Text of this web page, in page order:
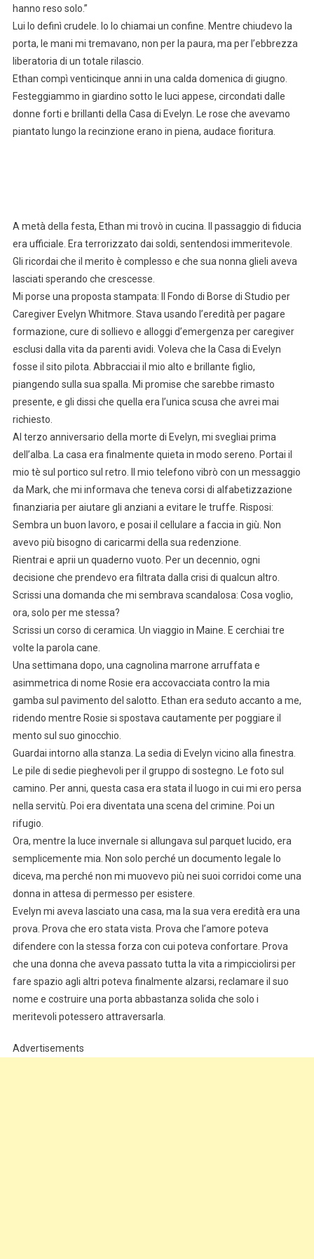
hanno reso solo.”
Lui lo definì crudele. Io lo chiamai un confine. Mentre chiudevo la
porta, le mani mi tremavano, non per la paura, ma per l’ebbrezza
liberatoria di un totale rilascio.
Ethan compì venticinque anni in una calda domenica di giugno.
Festeggiammo in giardino sotto le luci appese, circondati dalle
donne forti e brillanti della Casa di Evelyn. Le rose che avevamo
piantato lungo la recinzione erano in piena, audace fioritura.
A metà della festa, Ethan mi trovò in cucina. Il passaggio di fiducia
era ufficiale. Era terrorizzato dai soldi, sentendosi immeritevole.
Gli ricordai che il merito è complesso e che sua nonna glieli aveva
lasciati sperando che crescesse.
Mi porse una proposta stampata: Il Fondo di Borse di Studio per
Caregiver Evelyn Whitmore. Stava usando l’eredità per pagare
formazione, cure di sollievo e alloggi d’emergenza per caregiver
esclusi dalla vita da parenti avidi. Voleva che la Casa di Evelyn
fosse il sito pilota. Abbracciai il mio alto e brillante figlio,
piangendo sulla sua spalla. Mi promise che sarebbe rimasto
presente, e gli dissi che quella era l’unica scusa che avrei mai
richiesto.
Al terzo anniversario della morte di Evelyn, mi svegliai prima
dell’alba. La casa era finalmente quieta in modo sereno. Portai il
mio tè sul portico sul retro. Il mio telefono vibrò con un messaggio
da Mark, che mi informava che teneva corsi di alfabetizzazione
finanziaria per aiutare gli anziani a evitare le truffe. Risposi:
Sembra un buon lavoro, e posai il cellulare a faccia in giù. Non
avevo più bisogno di caricarmi della sua redenzione.
Rientrai e aprii un quaderno vuoto. Per un decennio, ogni
decisione che prendevo era filtrata dalla crisi di qualcun altro.
Scrissi una domanda che mi sembrava scandalosa: Cosa voglio,
ora, solo per me stessa?
Scrissi un corso di ceramica. Un viaggio in Maine. E cerchiai tre
volte la parola cane.
Una settimana dopo, una cagnolina marrone arruffata e
asimmetrica di nome Rosie era accovacciata contro la mia
gamba sul pavimento del salotto. Ethan era seduto accanto a me,
ridendo mentre Rosie si spostava cautamente per poggiare il
mento sul suo ginocchio.
Guardai intorno alla stanza. La sedia di Evelyn vicino alla finestra.
Le pile di sedie pieghevoli per il gruppo di sostegno. Le foto sul
camino. Per anni, questa casa era stata il luogo in cui mi ero persa
nella servitù. Poi era diventata una scena del crimine. Poi un
rifugio.
Ora, mentre la luce invernale si allungava sul parquet lucido, era
semplicemente mia. Non solo perché un documento legale lo
diceva, ma perché non mi muovevo più nei suoi corridoi come una
donna in attesa di permesso per esistere.
Evelyn mi aveva lasciato una casa, ma la sua vera eredità era una
prova. Prova che ero stata vista. Prova che l’amore poteva
difendere con la stessa forza con cui poteva confortare. Prova
che una donna che aveva passato tutta la vita a rimpicciolirsi per
fare spazio agli altri poteva finalmente alzarsi, reclamare il suo
nome e costruire una porta abbastanza solida che solo i
meritevoli potessero attraversarla.
Advertisements